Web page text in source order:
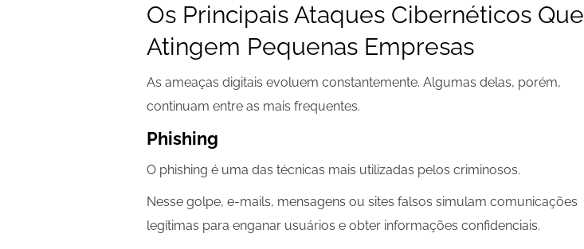
Os Principais Ataques Cibernéticos Que
Atingem Pequenas Empresas
As ameaças digitais evoluem constantemente. Algumas delas, porém,
continuam entre as mais frequentes.
Phishing
O phishing é uma das técnicas mais utilizadas pelos criminosos.
Nesse golpe, e-mails, mensagens ou sites falsos simulam comunicações
legítimas para enganar usuários e obter informações confidenciais.